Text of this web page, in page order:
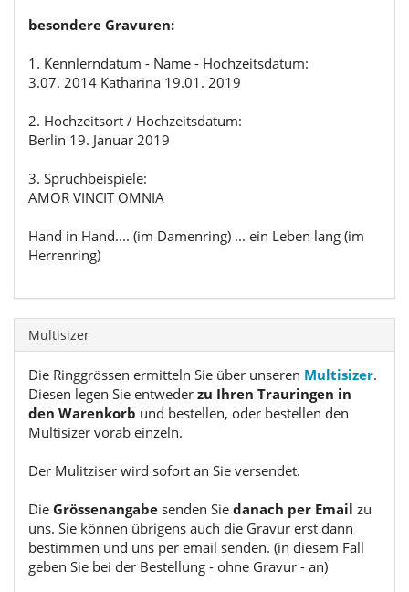
besondere Gravuren:
1. Kennlerndatum - Name - Hochzeitsdatum:
3.07. 2014 Katharina 19.01. 2019
2. Hochzeitsort / Hochzeitsdatum:
Berlin 19. Januar 2019
3. Spruchbeispiele:
AMOR VINCIT OMNIA
Hand in Hand.... (im Damenring) ... ein Leben lang (im
Herrenring)
Multisizer
Die Ringgrössen ermitteln Sie über unseren Multisizer.
Diesen legen Sie entweder zu Ihren Trauringen in
den Warenkorb und bestellen, oder bestellen den
Multisizer vorab einzeln.
Der Mulitziser wird sofort an Sie versendet.
Die Grössenangabe senden Sie danach per Email zu
uns. Sie können übrigens auch die Gravur erst dann
bestimmen und uns per email senden. (in diesem Fall
geben Sie bei der Bestellung - ohne Gravur - an)